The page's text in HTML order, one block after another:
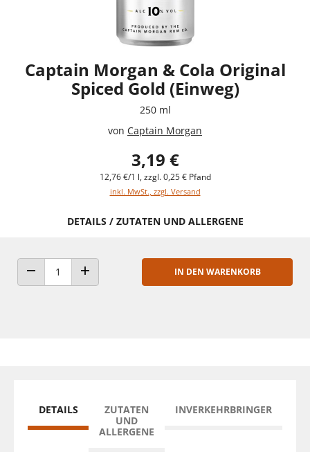
Captain Morgan & Cola Original
Spiced Gold (Einweg)
250 ml
von Captain Morgan
3,19 €
12,76 €/1 l, zzgl. 0,25 € Pfand
inkl. MwSt., zzgl. Versand
DETAILS / ZUTATEN UND ALLERGENE
ANZAHL VERRINGERNANZAHL ERHÖHEN
IN DEN WARENKORB
DETAILS
ZUTATEN
UND
ALLERGENE
INVERKEHRBRINGER